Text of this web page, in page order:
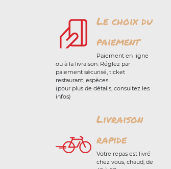
Le choix du
paiement
Paiement en ligne
ou à la livraison. Réglez par
paiement sécurisé, ticket
restaurant, espèces.
(pour plus de détails, consultez les
infos)
Livraison
rapide
Votre repas est livré
chez vous, chaud, de